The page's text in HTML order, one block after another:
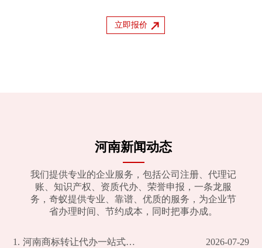
立即报价
河南新闻动态
我们提供专业的企业服务，包括公司注册、代理记
账、知识产权、资质代办、荣誉申报，一条龙服
务，奇蚁提供专业、靠谱、优质的服务，为企业节
省办理时间、节约成本，同时把事办成。
1. 河南商标转让代办一站式服务解析 2026-07-29